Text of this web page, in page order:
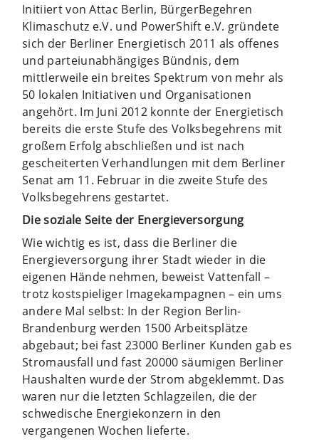
Initiiert von Attac Berlin, BürgerBegehren
Klimaschutz e.V. und PowerShift e.V. gründete
sich der Berliner Energietisch 2011 als offenes
und parteiunabhängiges Bündnis, dem
mittlerweile ein breites Spektrum von mehr als
50 lokalen Initiativen und Organisationen
angehört. Im Juni 2012 konnte der Energietisch
bereits die erste Stufe des Volksbegehrens mit
großem Erfolg abschließen und ist nach
gescheiterten Verhandlungen mit dem Berliner
Senat am 11. Februar in die zweite Stufe des
Volksbegehrens gestartet.
Die soziale Seite der Energieversorgung
Wie wichtig es ist, dass die Berliner die
Energieversorgung ihrer Stadt wieder in die
eigenen Hände nehmen, beweist Vattenfall –
trotz kostspieliger Imagekampagnen – ein ums
andere Mal selbst: In der Region Berlin-
Brandenburg werden 1500 Arbeitsplätze
abgebaut; bei fast 23000 Berliner Kunden gab es
Stromausfall und fast 20000 säumigen Berliner
Haushalten wurde der Strom abgeklemmt. Das
waren nur die letzten Schlagzeilen, die der
schwedische Energiekonzern in den
vergangenen Wochen lieferte.